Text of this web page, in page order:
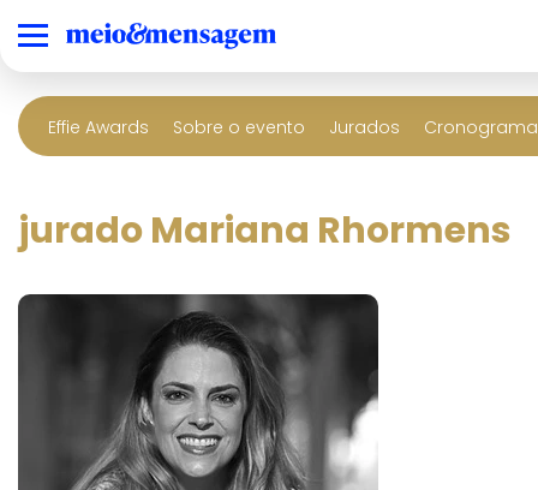
Effie Awards Sobre o evento Jurados
jurado Mariana Rhormens